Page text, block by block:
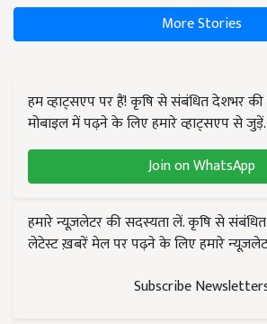
More Stories
हम व्हाट्सएप पर हैं! कृषि से संबंधित देशभर
मोबाइल में पढ़ने के लिए हमारे व्हाट्सएप से जुड़ें.
Join on WhatsApp
हमारे न्यूज़लेटर की सदस्यता लें. कृषि से
लेटेस्ट ख़बरें मेल पर पढ़ने के लिए हमारे
Subscribe